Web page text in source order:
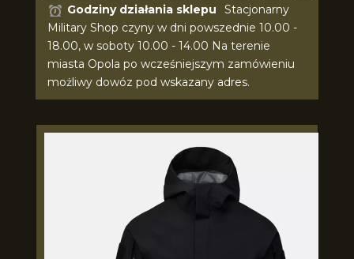
Godziny działania sklepu
Stacjonarny
Military Shop czyny w dni powszednie 10.00 -
18.00, w soboty 10.00 - 14.00 Na terenie
miasta Opola po wcześniejszym zamówieniu
możliwy dowóz pod wskazany adres.